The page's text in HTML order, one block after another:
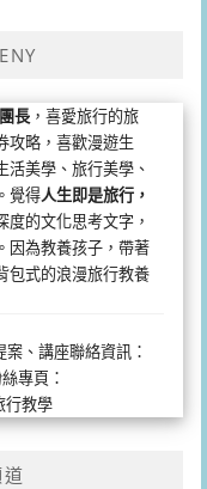
長 ，喜愛旅行的旅
攻略，喜歡漫遊生
活美學、旅行美學、
覺得人生即是旅行，
度的文化思考文字，
因為教養孩子，帶著
包式的浪漫旅行教養
、講座聯絡資訊：
專頁：
行教學